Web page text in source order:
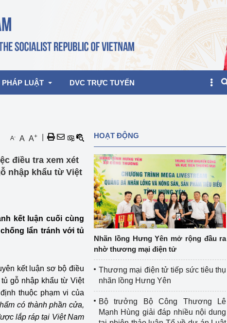
của Lãnh đạo Bộ
Thủy sản
LUẬT
nhất
DVC TRỰC TUYẾN
A- A A+
điều tra xem xét
nhập khẩu từ Việt
kết luận cuối cùng
lẩn tránh với tủ
kết luận sơ bộ điều
gỗ nhập khẩu từ Việt
thuộc phạm vi của
có thành phần cửa,
lắp ráp tại Việt Nam
HOẠT ĐỘNG
Nhãn lồng Hưng Yên mở rộng đầu ra
nhờ thương mại điện tử
Thương mại điện tử tiếp sức tiêu thụ
nhãn lồng Hưng Yên
Bộ trưởng Bộ Công Thương Lê
Mạnh Hùng giải đáp nhiều nội dung